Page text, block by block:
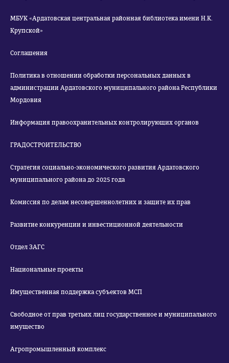
МБУК «Ардатовская центральная районная библиотека имени Н.К.
Крупской»
Соглашения
Политика в отношении обработки персональных данных в
администрации Ардатовского муниципального района Республики
Мордовия
Информация правоохранительных контролирующих органов
ГРАДОСТРОИТЕЛЬСТВО
Стратегия социально-экономического развития Ардатовского
муниципального района до 2025 года
Комиссия по делам несовершеннолетних и защите их прав
Развитие конкуренции и инвестиционной деятельности
Отдел ЗАГС
Национальные проекты
Имущественная поддержка субъектов МСП
Свободное от прав третьих лиц государственное и муниципального
имущество
Агропромышленный комплекс